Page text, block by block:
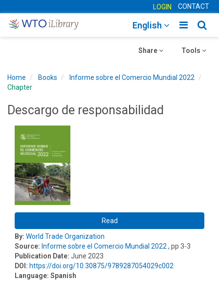
LOGIN CONTACT
Toggle
English
Toggle
Tools
Toggle
Share
Home Books
Informe sobre el Comercio Mundial 2022
Chapter
Descargo de responsabilidad
Read
By: World Trade Organization
Source: Informe sobre el Comercio Mundial 2022 , pp 3-3
Publication Date: June 2023
DOI: https://doi.org/10.30875/9789287054029c002
Language: Spanish